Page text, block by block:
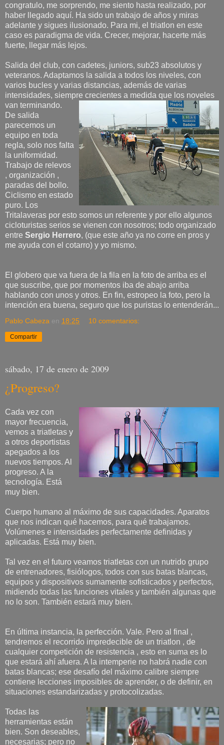
congratulo, me sorprendo, me siento hasta realizado, por
haber llegado aquí. Ha sido un trabajo de años y miras
adelante y sigues ilusionado. Para mi, el triatlon en este
caso es paradigma de vida. Crecer, mejorar, hacerte más
fuerte, llegar más lejos.
Salida del club, con cadetes, juniors, sub23 absolutos y
veteranos. Adaptamos la salida a todos los niveles, con
varios bucles y varias distancias, además de varias
intensidades, siempre crecientes a medida que los noveles
van terminando.
De salida
parecemos un
equipo en toda
regla, solo nos falta
la uniformidad.
Trabajo de relevos
, organización ,
paradas del bollo.
Ciclismo en estado
puro. Los
Tritalaveras por esto somos un referente y por ello algunos
cicloturistas serios se vienen con nosotros; todo organizado
entre Sergio Herrero, (que este año ya no corre en pros y
me ayuda con el cotarro) y yo mismo.
El globero que va fuera de la fila en la foto de arriba es el
que suscribe, que por momentos iba de abajo arriba
hablando con unos y otros. En fin, estropeo la foto, pero la
intención era buena, seguro que los puristas lo entenderán...
Pablo Cabeza en 18:25 10 comentarios:
Compartir
sábado, 17 de enero de 2009
¿Progreso?
Cada vez con
mayor frecuencia,
vemos a triatletas y
a otros deportistas
apegados a los
nuevos tiempos. Al
progreso. A la
tecnología. Está
muy bien.
Cuerpo humano al máximo de sus capacidades. Aparatos
que nos indican qué hacemos, para qué trabajamos.
Volúmenes e intensidades perfectamente definidas y
aplicadas. Está muy bien.
Tal vez en el futuro veamos triatletas con un nutrido grupo
de entrenadores, fisiólogos, todos con sus batas blancas,
equipos y dispositivos sumamente sofisticados y perfectos,
midiendo todas las funciones vitales y también algunas que
no lo son. También estará muy bien.
En última instancia, la perfección. Vale. Pero al final ,
tendremos el recorrido impredecible de un triatlon , de
cualquier competición de resistencia , esto en suma es lo
que estará ahí afuera. A la intemperie no habrá nadie con
batas blancas; ese desafío del máximo calibre siempre
contiene lecciones imposibles de aprender, o de definir, en
situaciones estandarizadas y protocolizadas.
Todas las
herramientas están
bien. Son deseables,
necesarias; pero no